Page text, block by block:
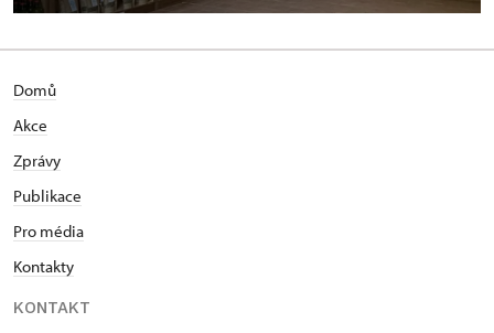
Domů
Akce
Zprávy
Publikace
Pro média
Kontakty
KONTAKT